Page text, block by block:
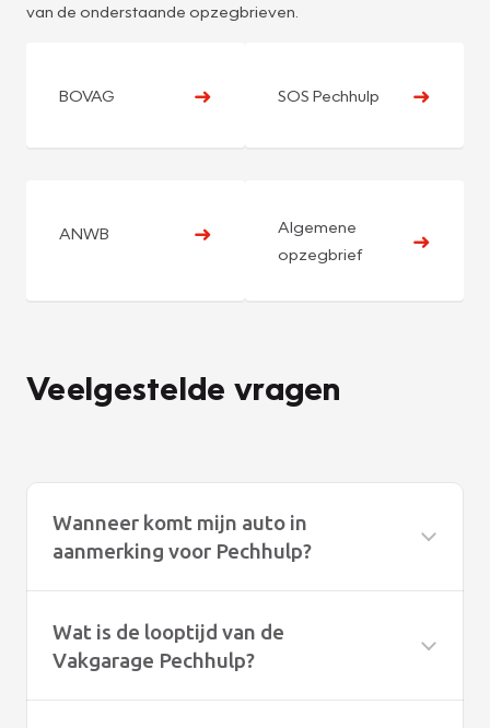
van de onderstaande opzegbrieven.
BOVAG ➜ SOS Pechhulp ➜
ANWB ➜
Algemene
opzegbrief
➜
Veelgestelde vragen
Wanneer komt mijn auto in
aanmerking voor Pechhulp?
Wat is de looptijd van de
Vakgarage Pechhulp?